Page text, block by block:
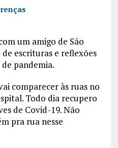
um amigo de São
escrituras e reflexões
pandemia.
comparecer às ruas no
Todo dia recupero
de Covid-19. Não
pra rua nesse